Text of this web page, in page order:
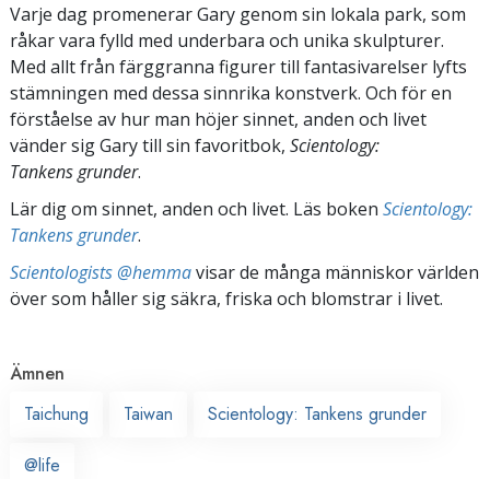
Varje dag promenerar Gary genom sin lokala park, som
råkar vara fylld med underbara och unika skulpturer.
Med allt från färggranna figurer till fantasivarelser lyfts
stämningen med dessa sinnrika konstverk. Och för en
förståelse av hur man höjer sinnet, anden och livet
vänder sig Gary till sin favoritbok, Scientology:
Tankens grunder.
Lär dig om sinnet, anden och livet. Läs boken Scientology:
Tankens grunder.
Scientologists @hemmavisar de många människor världen
över som håller sig säkra, friska och blomstrar i livet.
Ämnen
Taichung
Taiwan Scientology: Tankens grunder
@life